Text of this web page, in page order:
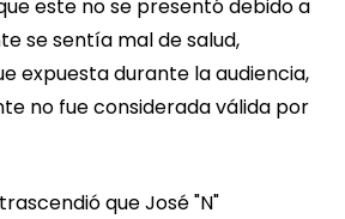
este no se presentó debido a
se sentía mal de salud,
expuesta durante la audiencia,
no fue considerada válida por
que José "N"